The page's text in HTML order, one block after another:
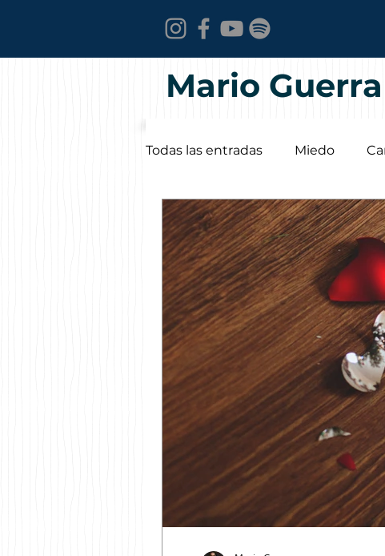
Mario Guerra
Todas las entradas Miedo
Convivencia Crisis
Autoestima